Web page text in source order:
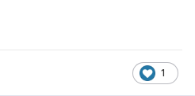
1